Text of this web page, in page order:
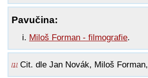
Pavučina:
Miloš Forman - filmografie.
[1] Cit. dle Jan Novák, Miloš Forman,